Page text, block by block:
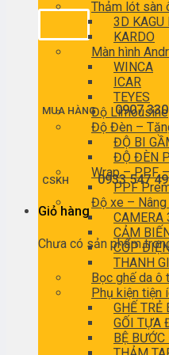
MUA HÀNG 0907
CSKH0933 547
Giỏ hàng
Chưa có sản phẩm
Thảm lót sàn
3D
KARDO
Màn hình
WINCA
ICAR
TEYES
Độ Limousine
Độ Đèn –
ĐỘ BI
ĐỘ ĐÈN
Wrap – PPF
PPF
Độ xe – Nâng
CAMERA
CẢM
CỐP
THANH
Bọc ghế da ô
Phụ kiện tiện
GHẾ TRẺ
GỐI TỰA
BỆ